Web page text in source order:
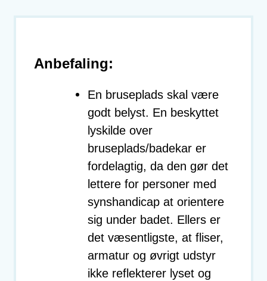
Anbefaling:
En bruseplads skal være
godt belyst. En beskyttet
lyskilde over
bruseplads/badekar er
fordelagtig, da den gør det
lettere for personer med
synshandicap at orientere
sig under badet. Ellers er
det væsentligste, at fliser,
armatur og øvrigt udstyr
ikke reflekterer lyset og